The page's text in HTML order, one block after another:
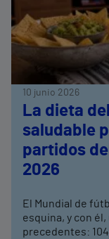
10 junio 2026
La dieta
saludable
partidos
2026
El Mundial de
esquina, y con
precedentes: